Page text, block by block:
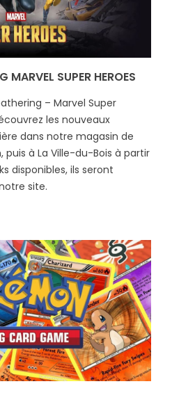
MARVEL SUPER HEROES
– Marvel Super
les nouveaux
dans notre magasin de
puis à La Ville-du-Bois à partir
disponibles, ils seront
site.